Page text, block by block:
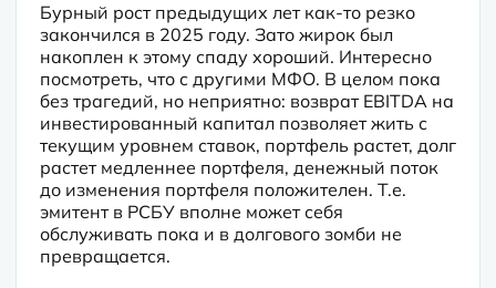
Бурный рост предыдущих лет как-то резко
закончился в 2025 году. Зато жирок был
накоплен к этому спаду хороший. Интересно
посмотреть, что с другими МФО. В целом пока
без трагедий, но неприятно: возврат EBITDA на
инвестированный капитал позволяет жить с
текущим уровнем ставок, портфель растет, долг
растет медленнее портфеля, денежный поток
до изменения портфеля положителен. Т.е.
эмитент в РСБУ вполне может себя
обслуживать пока и в долгового зомби не
превращается.